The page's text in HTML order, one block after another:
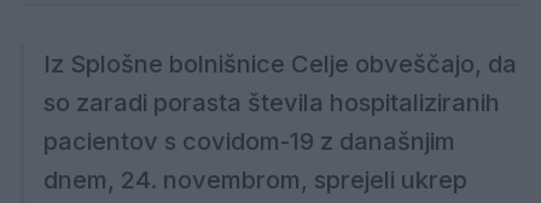
Iz Splošne bolnišnice Celje obveščajo, da
so zaradi porasta števila hospitaliziranih
pacientov s covidom-19 z današnjim
dnem, 24. novembrom, sprejeli ukrep